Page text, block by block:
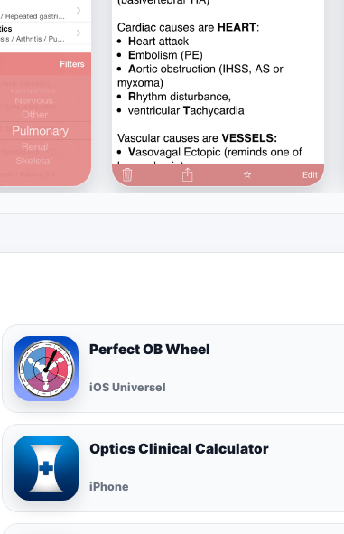
Perfect OB Wheel
iOS Universel
Optics Clinical Calculator
iPhone